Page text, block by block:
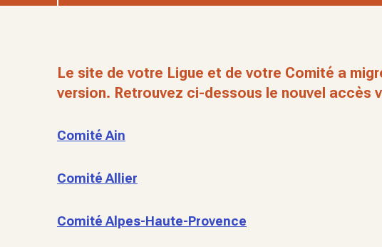
Le site de votre Ligue et de votre Comité a
version. Retrouvez ci-dessous le nouvel accès
Comité Ain
Comité Allier
Comité Alpes-Haute-Provence